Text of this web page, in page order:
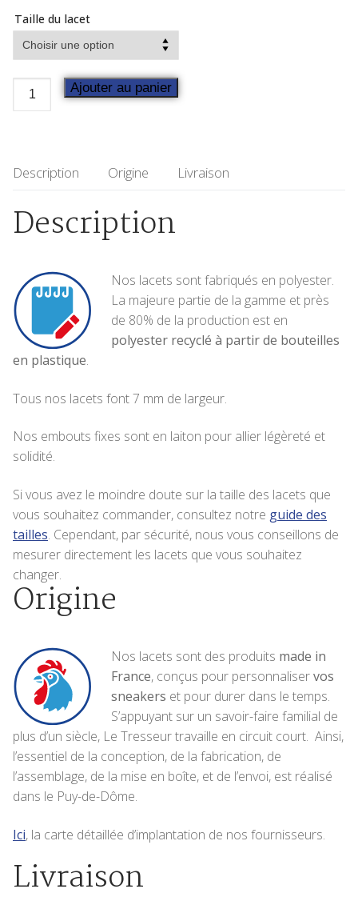
Taille du lacet
Ajouter au panier
Description Origine Livraison
Description
Nos lacets sont fabriqués en polyester.
La majeure partie de la gamme et près
de 80% de la production est en
polyester recyclé à partir de bouteilles
en plastique.
Tous nos lacets font 7 mm de largeur.
Nos embouts fixes sont en laiton pour allier légèreté et
solidité.
Si vous avez le moindre doute sur la taille des lacets que
vous souhaitez commander, consultez notre guide des
tailles. Cependant, par sécurité, nous vous conseillons de
mesurer directement les lacets que vous souhaitez
changer.
Origine
Nos lacets sont des produits made in
France, conçus pour personnaliservos
sneakers et pour durer dans le temps.
S’appuyant sur un savoir-faire familial de
plus d’un siècle, Le Tresseur travaille en circuit court. Ainsi,
l’essentiel de la conception, de la fabrication, de
l’assemblage, de la mise en boîte, et de l’envoi, est réalisé
dans le Puy-de-Dôme.
Ici, la carte détaillée d’implantation de nos fournisseurs.
Livraison